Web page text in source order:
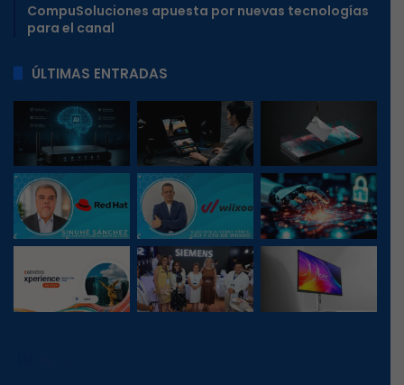
CompuSoluciones apuesta por nuevas tecnologías
para el canal
ÚLTIMAS ENTRADAS